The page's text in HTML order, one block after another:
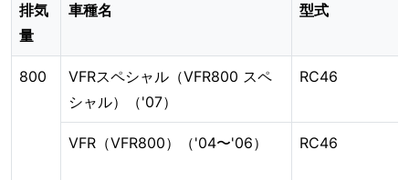
排気
量
車種名 型式
800
VFRスペシャル（VFR800 スペ
シャル）（'07）
RC46
VFR（VFR800）（'04〜'06） RC46